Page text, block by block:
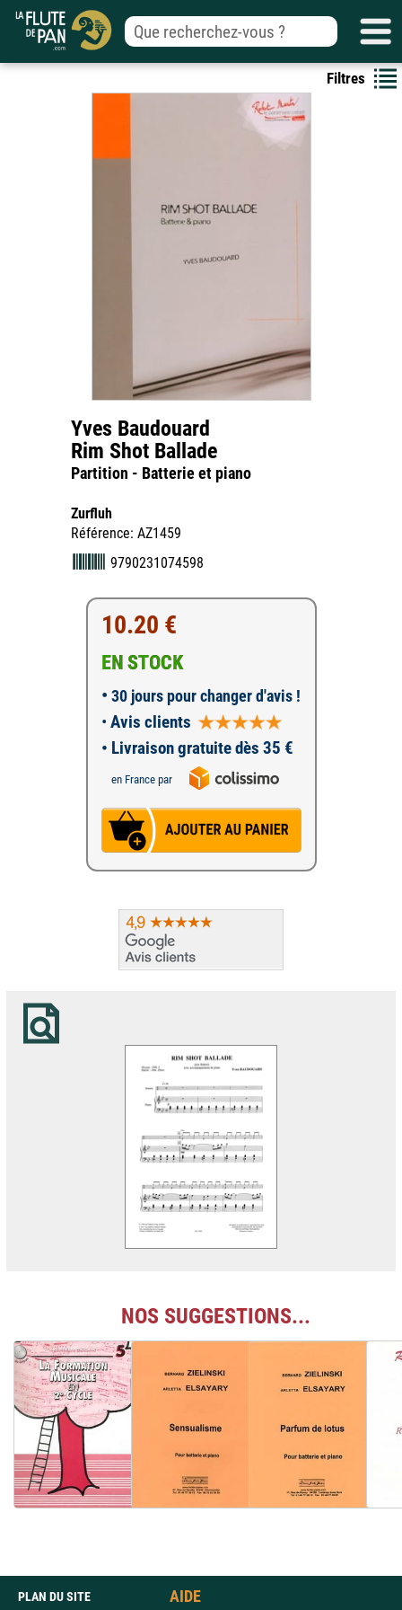
Filtres
Yves Baudouard
Rim Shot Ballade
Partition - Batterie et piano
Zurfluh
Référence: AZ1459
9790231074598
10.20 €
EN STOCK
• 30 jours pour changer d'avis !
• Avis clients
• Livraison gratuite dès 35 €
en France par
NOS SUGGESTIONS...
PLAN DU SITE AIDE